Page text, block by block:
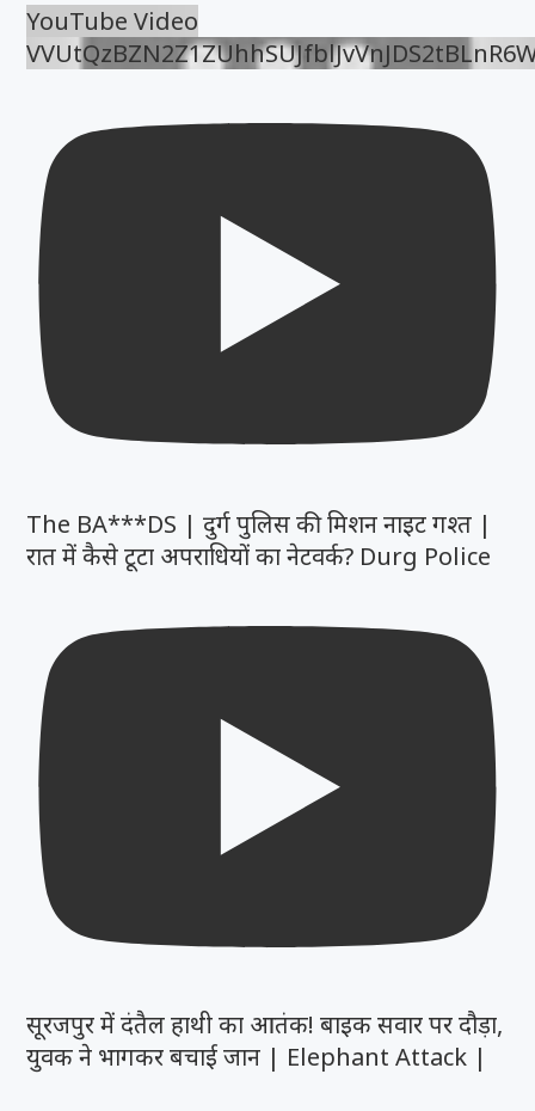
YouTube Video
The BA***DS | दुर्ग पुलिस की मिशन नाइट गश्त |
रात में कैसे टूटा अपराधियों का नेटवर्क? Durg Police
सूरजपुर में दंतैल हाथी का आतंक! बाइक सवार पर दौड़ा,
युवक ने भागकर बचाई जान | Elephant Attack |